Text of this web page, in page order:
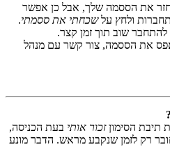
את הססמה שלך, אבל כן אפשר
ולחץ עלשכחתי את ססמתי.
שוב תוך זמן קצר.
את הססמה, צור קשר עם מנהל
תיבת הסימוןזכור אותי בעת הכניסה,
רק לזמן שנקבע מראש. הדבר מונע